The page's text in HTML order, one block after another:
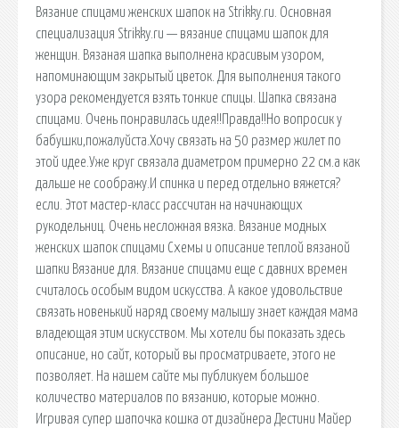
Вязание спицами женских шапок на Strikky.ru. Основная
специализация Strikky.ru — вязание спицами шапок для
женщин. Вязаная шапка выполнена красивым узором,
напоминающим закрытый цветок. Для выполнения такого
узора рекомендуется взять тонкие спицы. Шапка связана
спицами. Очень понравилась идея!!Правда!!Но вопросик у
бабушки,пожалуйста.Хочу связать на 50 размер жилет по
этой идее.Уже круг связала диаметром примерно 22 см.а как
дальше не соображу.И спинка и перед отдельно вяжется?
если. Этот мастер-класс рассчитан на начинающих
рукодельниц. Очень несложная вязка. Вязание модных
женских шапок спицами Схемы и описание теплой вязаной
шапки Вязание для. Вязание спицами еще с давних времен
считалось особым видом искусства. А какое удовольствие
связать новенький наряд своему малышу знает каждая мама
владеющая этим искусством. Мы хотели бы показать здесь
описание, но сайт, который вы просматриваете, этого не
позволяет. На нашем сайте мы публикуем большое
количество материалов по вязанию, которые можно.
Игривая супер шапочка кошка от дизайнера Дестини Майер